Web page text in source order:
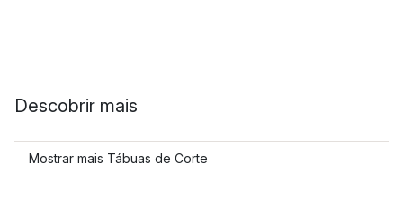
Descobrir mais
Mostrar mais Tábuas de Corte